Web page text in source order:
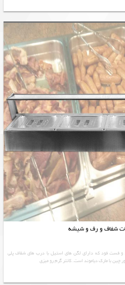
شفاف و رف و شیشه
و فست فود که دارای لگن های استیل با درب های شفاف پلی
با مارک دیاموند است. کانتر گرم رو میزی